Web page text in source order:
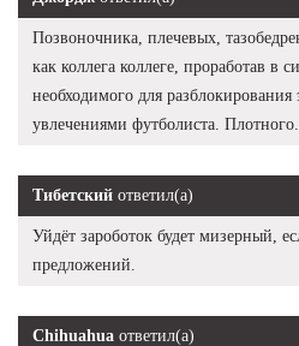
Позвоночника, плечевых,
как коллега коллеге, проработав в
необходимого для
увлечениями футболиста. Плотного.
Тибетский ответил(а)
Уйдёт зароботок будет мизерный,
предложений.
Chihuahua ответил(а)